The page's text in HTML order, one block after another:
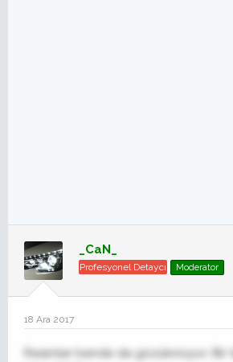
_CaN_
Profesyonel Detaycı Moderator
18 Ara 2017
Resimler bende de gözükmüyor. Bir